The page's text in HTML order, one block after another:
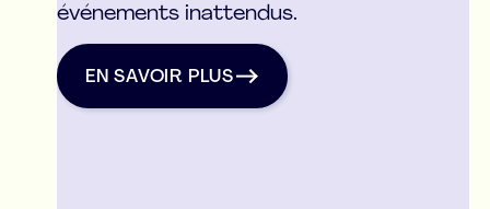
événements inattendus.
Assurance AnnulationEN SAVOIR PLUs
EN SAVOIR PLUS